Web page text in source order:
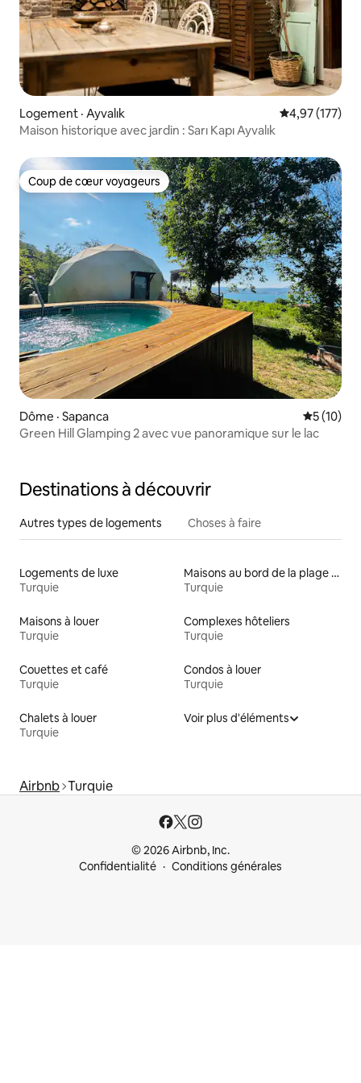
Logement · Ayvalık Note
4,97 (177)
Maison historique avec jardin : Sarı Kapı Ayvalık
Coup de cœur voyageurs
Coup de cœur voyageurs
Dôme · Sapanca Note
5 (10)
Green Hill Glamping 2 avec vue panoramique sur le lac
Destinations à découvrir
Autres types de logements Choses à faire
Logements de luxe
Turquie
Maisons au bord de la plage à louer
Turquie
Maisons à louer
Turquie
Complexes hôteliers
Turquie
Couettes et café
Turquie
Condos à louer
Turquie
Chalets à louer
Turquie
Voir plus d'éléments
Airbnb Turquie
© 2026 Airbnb, Inc.
Confidentialité
Conditions générales